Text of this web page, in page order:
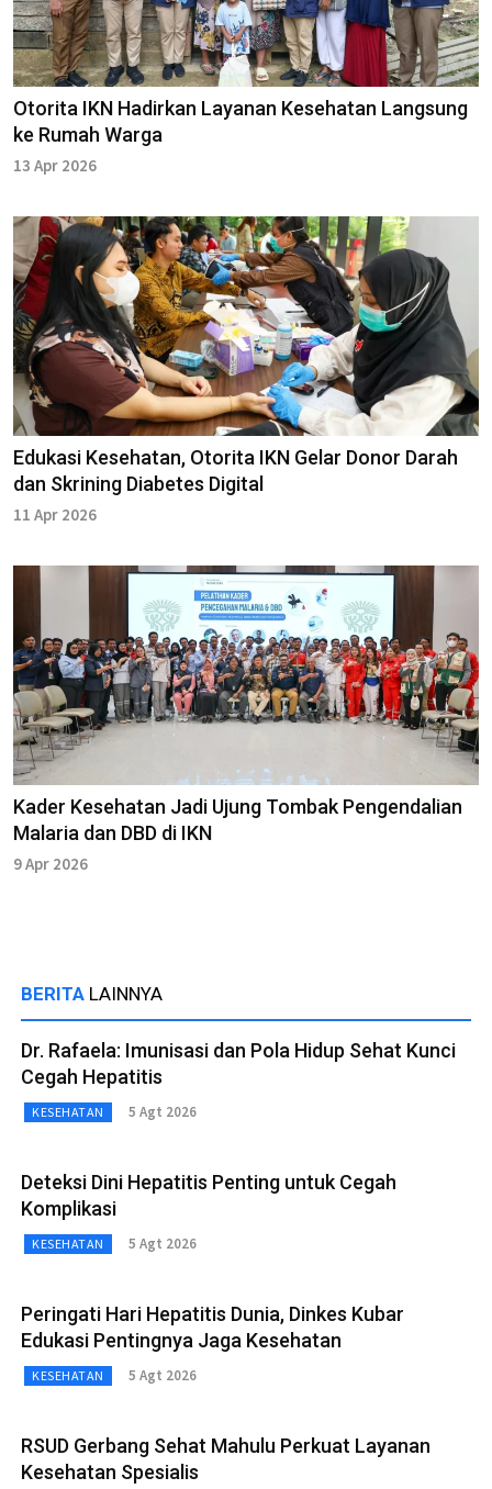
Otorita IKN Hadirkan Layanan Kesehatan Langsung
ke Rumah Warga
13 Apr 2026
Edukasi Kesehatan, Otorita IKN Gelar Donor Darah
dan Skrining Diabetes Digital
11 Apr 2026
Kader Kesehatan Jadi Ujung Tombak Pengendalian
Malaria dan DBD di IKN
9 Apr 2026
BERITA LAINNYA
Dr. Rafaela: Imunisasi dan Pola Hidup Sehat Kunci
Cegah Hepatitis
KESEHATAN 5 Agt 2026
Deteksi Dini Hepatitis Penting untuk Cegah
Komplikasi
KESEHATAN 5 Agt 2026
Peringati Hari Hepatitis Dunia, Dinkes Kubar
Edukasi Pentingnya Jaga Kesehatan
KESEHATAN 5 Agt 2026
RSUD Gerbang Sehat Mahulu Perkuat Layanan
Kesehatan Spesialis